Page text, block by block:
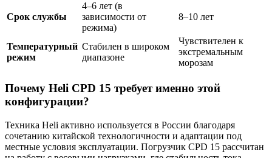
Срок службы
4–6 лет (в
зависимости от
режима)
8–10 лет
Температурный
режим
Стабилен в широком
диапазоне
Чувствителен к
экстремальным
морозам
Почему Heli CPD 15 требует именно этой
конфигурации?
Техника Heli активно используется в России благодаря
сочетанию китайской технологичности и адаптации под
местные условия эксплуатации. Погрузчик CPD 15 рассчитан